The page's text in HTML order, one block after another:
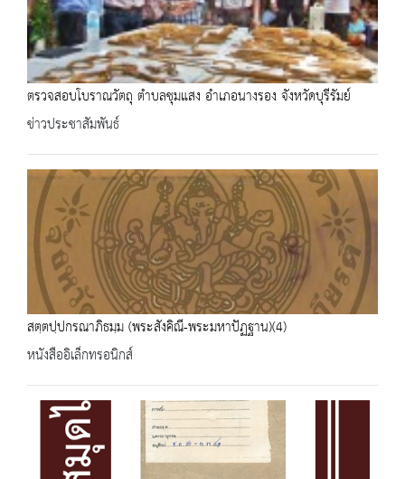
ตรวจสอบโบราณวัตถุ ตำบลชุมแสง อำเภอนางรอง จังหวัดบุรีรัมย์
ข่าวประชาสัมพันธ์
สตฺตปฺปกรณาภิธมฺม (พระสังคิณี-พระมหาปัฏฐาน)(4)
หนังสืออิเล็กทรอนิกส์